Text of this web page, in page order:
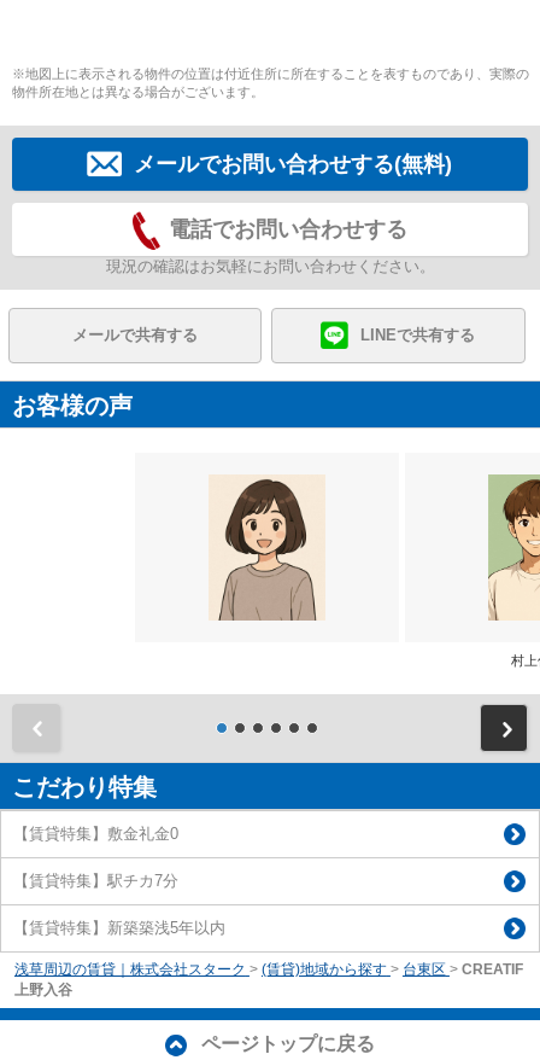
※地図上に表示される物件の位置は付近住所に所在することを表すものであり、実際の
物件所在地とは異なる場合がございます。
メールでお問い合わせする(無料)
電話でお問い合わせする
現況の確認はお気軽にお問い合わせください。
メールで共有する LINEで共有する
お客様の声
村上
こだわり特集
【賃貸特集】敷金礼金0
【賃貸特集】駅チカ7分
【賃貸特集】新築築浅5年以内
浅草周辺の賃貸｜株式会社スターク > (賃貸)地域から探す > 台東区 > CREATIF
上野入谷
ページトップに戻る